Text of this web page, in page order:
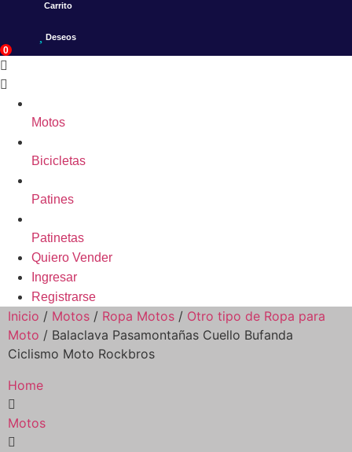
Carrito
Deseos
0
Motos
Bicicletas
Patines
Patinetas
Quiero Vender
Ingresar
Registrarse
Inicio / Motos / Ropa Motos / Otro tipo de Ropa para
Moto / Balaclava Pasamontañas Cuello Bufanda
Ciclismo Moto Rockbros
Home
Motos